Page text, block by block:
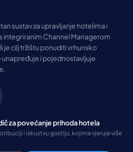
sustav za upravljanje hotelima i
integriranim Channel Managerom
je cilj tržištu ponuditi vrhunsko
i pojednostavljuje
za povećanje prihoda hotela
i iskustvu gostiju, kojima vjeruje više